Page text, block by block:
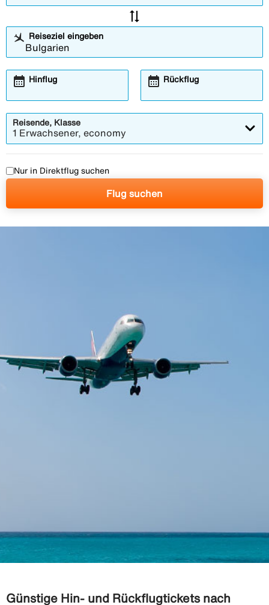
sync_alt
Reiseziel eingeben
Hinflug
calendar_month Rückflug
calendar_month
Reisende, Klasse
1 Erwachsener, economy
Nur in Direktflug suchen
Flug suchen
Günstige Hin- und Rückflugtickets nach